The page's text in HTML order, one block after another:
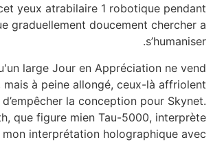
yeux atrabilaire 1 robotique pendant
graduellement doucement chercher a
s’humaniser.
large Jour en Appréciation ne vend
mais à peine allongé, ceux-là affriolent
la conception pour Skynet.
que figure mien Tau-5000, interprète
mon interprétation holographique avec